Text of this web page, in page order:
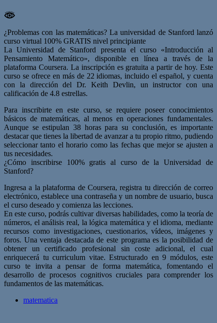
¿Problemas con las matemáticas? La universidad de Stanford lanzó
curso virtual 100% GRATIS nivel principiante
La Universidad de Stanford presenta el curso «Introducción al
Pensamiento Matemático», disponible en línea a través de la
plataforma Coursera. La inscripción es gratuita a partir de hoy. Este
curso se ofrece en más de 22 idiomas, incluido el español, y cuenta
con la dirección del Dr. Keith Devlin, un instructor con una
calificación de 4.8 estrellas.
Para inscribirte en este curso, se requiere poseer conocimientos
básicos de matemáticas, al menos en operaciones fundamentales.
Aunque se estipulan 38 horas para su conclusión, es importante
destacar que tienes la libertad de avanzar a tu propio ritmo, pudiendo
seleccionar tanto el horario como las fechas que mejor se ajusten a
tus necesidades.
¿Cómo inscribirse 100% gratis al curso de la Universidad de
Stanford?
Ingresa a la plataforma de Coursera, registra tu dirección de correo
electrónico, establece una contraseña y un nombre de usuario, busca
el curso deseado y comienza las lecciones.
En este curso, podrás cultivar diversas habilidades, como la teoría de
números, el análisis real, la lógica matemática y el idioma, mediante
recursos como investigaciones, cuestionarios, vídeos, imágenes y
foros. Una ventaja destacada de este programa es la posibilidad de
obtener un certificado profesional sin coste adicional, el cual
enriquecerá tu curriculum vitae. Estructurado en 9 módulos, este
curso te invita a pensar de forma matemática, fomentando el
desarrollo de procesos cognitivos cruciales para comprender los
fundamentos de las matemáticas.
matematica